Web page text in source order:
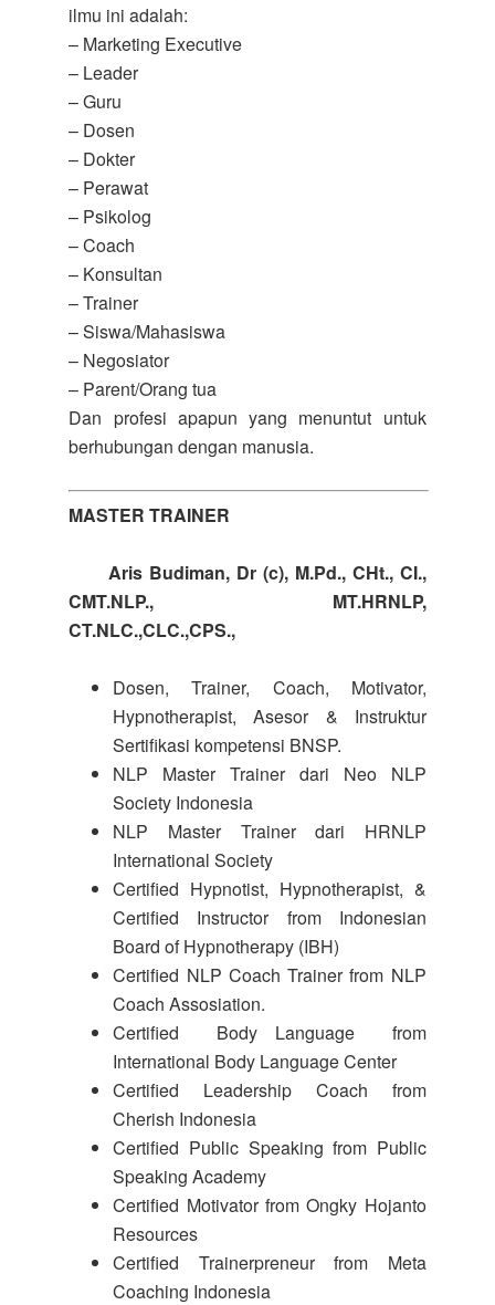
ilmu ini adalah:
– Marketing Executive
– Leader
– Guru
– Dosen
– Dokter
– Perawat
– Psikolog
– Coach
– Konsultan
– Trainer
– Siswa/Mahasiswa
– Negosiator
– Parent/Orang tua
Dan profesi apapun yang menuntut untuk
berhubungan dengan manusia.
MASTER TRAINER
Aris Budiman, Dr (c), M.Pd., CHt., CI.,
CMT.NLP., MT.HRNLP,
CT.NLC.,CLC.,CPS.,
Dosen, Trainer, Coach, Motivator,
Hypnotherapist, Asesor & Instruktur
Sertifikasi kompetensi BNSP.
NLP Master Trainer dari Neo NLP
Society Indonesia
NLP Master Trainer dari HRNLP
International Society
Certified Hypnotist, Hypnotherapist, &
Certified Instructor from Indonesian
Board of Hypnotherapy (IBH)
Certified NLP Coach Trainer from NLP
Coach Assosiation.
Certified Body Language from
International Body Language Center
Certified Leadership Coach from
Cherish Indonesia
Certified Public Speaking from Public
Speaking Academy
Certified Motivator from Ongky Hojanto
Resources
Certified Trainerpreneur from Meta
Coaching Indonesia